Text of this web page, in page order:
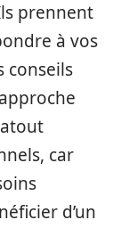
prennent
à vos
conseils
car
d’un